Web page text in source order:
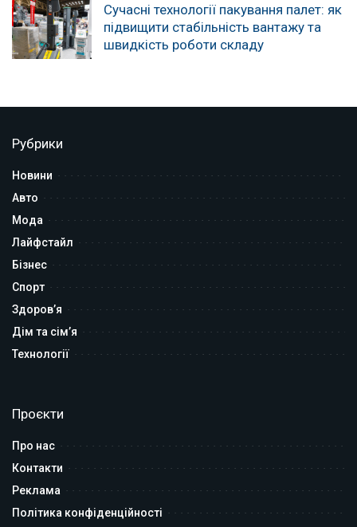
Сучасні технології пакування палет: як
підвищити стабільність вантажу та
швидкість роботи складу
Рубрики
Новини
Авто
Мода
Лайфстайл
Бізнес
Спорт
Здоров’я
Дім та сім’я
Технології
Проєкти
Про нас
Контакти
Реклама
Політика конфіденційності